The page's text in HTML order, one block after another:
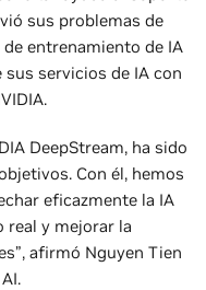
sus problemas de
entrenamiento de IA
servicios de IA con
DeepStream, ha sido
Con él, hemos
eficazmente la IA
real y mejorar la
afirmó Nguyen Tien